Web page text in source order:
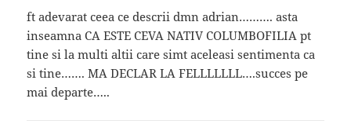
ft adevarat ceea ce descrii dmn adrian………. asta
inseamna CA ESTE CEVA NATIV COLUMBOFILIA pt
tine si la multi altii care simt aceleasi sentimenta ca
si tine……. MA DECLAR LA FELLLLLLL….succes pe
mai departe…..